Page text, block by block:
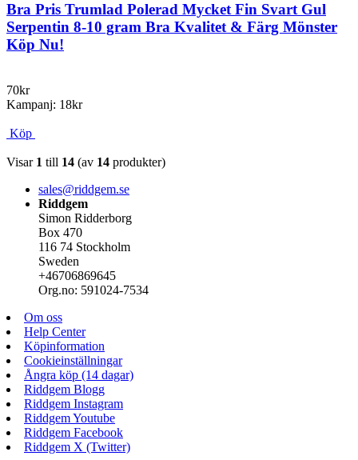
Bra Pris Trumlad Polerad Mycket Fin Svart Gul
Serpentin 8-10 gram Bra Kvalitet & Färg Mönster
Köp Nu!
70kr
Kampanj: 18kr
Köp
Visar 1 till 14 (av 14 produkter)
sales@riddgem.se
Riddgem
Simon Ridderborg
Box 470
116 74 Stockholm
Sweden
+46706869645
Org.no: 591024-7534
Om oss
Help Center
Köpinformation
Cookieinställningar
Ångra köp (14 dagar)
Riddgem Blogg
Riddgem Instagram
Riddgem Youtube
Riddgem Facebook
Riddgem X (Twitter)